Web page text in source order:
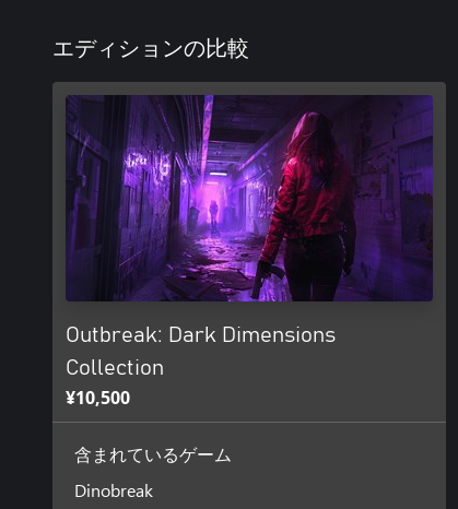
エディションの比較
Outbreak: Dark Dimensions
Collection
¥10,500
含まれているゲーム
Dinobreak